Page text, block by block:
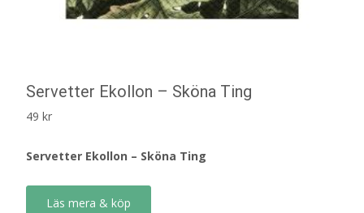
Servetter Ekollon – Sköna Ting
49 kr
Servetter Ekollon – Sköna Ting
Läs mera & köp